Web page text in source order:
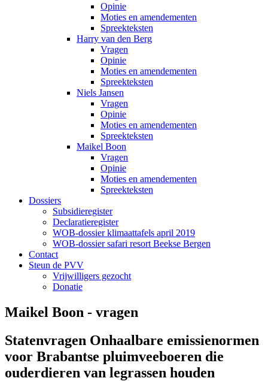
Opinie
Moties en amendementen
Spreekteksten
Harry van den Berg
Vragen
Opinie
Moties en amendementen
Spreekteksten
Niels Jansen
Vragen
Opinie
Moties en amendementen
Spreekteksten
Maikel Boon
Vragen
Opinie
Moties en amendementen
Spreekteksten
Dossiers
Subsidieregister
Declaratieregister
WOB-dossier klimaattafels april 2019
WOB-dossier safari resort Beekse Bergen
Contact
Steun de PVV
Vrijwilligers gezocht
Donatie
Maikel Boon - vragen
Statenvragen Onhaalbare emissienormen
voor Brabantse pluimveeboeren die
ouderdieren van legrassen houden